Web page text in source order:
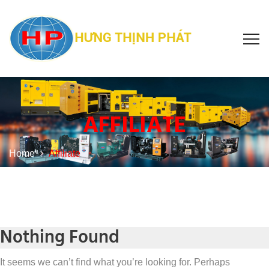
AFFILIATE
Home Affiliate
Nothing Found
It seems we can’t find what you’re looking for. Perhaps